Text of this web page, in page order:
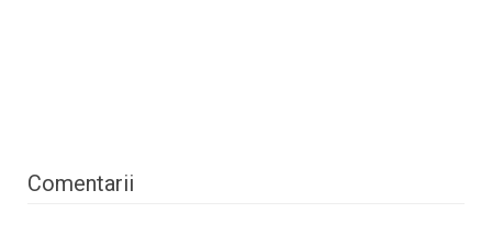
Comentarii